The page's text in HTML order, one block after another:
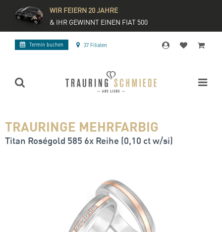
WIR FEIERN 20 JAHRE
& IHR GEWINNT EINEN FIAT 500
Termin buchen 37 Filialen
TRAURINGE MEHRFARBIG
Titan Roségold 585 6x Reihe (0,10 ct w/si)